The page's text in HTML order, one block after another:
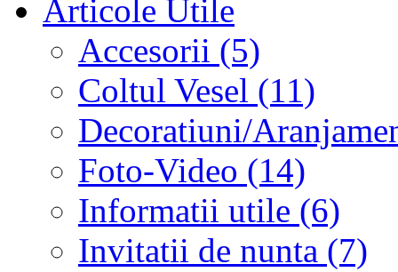
Articole Utile
Accesorii (5)
Coltul Vesel (11)
Decoratiuni/
Foto-Video (14)
Informatii utile (6)
Invitatii de nunta (7)